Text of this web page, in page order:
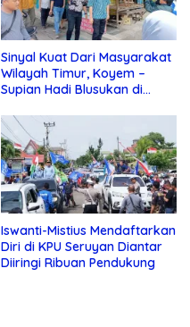
Sinyal Kuat Dari Masyarakat
Wilayah Timur, Koyem –
Supian Hadi Blusukan di
Iswanti-Mistius Mendaftarkan
Diri di KPU Seruyan Diantar
Diiringi Ribuan Pendukung